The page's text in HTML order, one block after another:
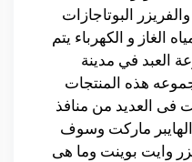
البوتاجازات
الغاز و الكهرباء يتم
العبد في مدينة
هذه المنتجات
فى العديد من منافذ
ماركت وسوف
وايت بوينت وما هى